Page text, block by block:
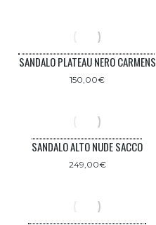
SANDALO PLATEAU NERO CARMENS
150,00€
SANDALO ALTO NUDE SACCO
249,00€